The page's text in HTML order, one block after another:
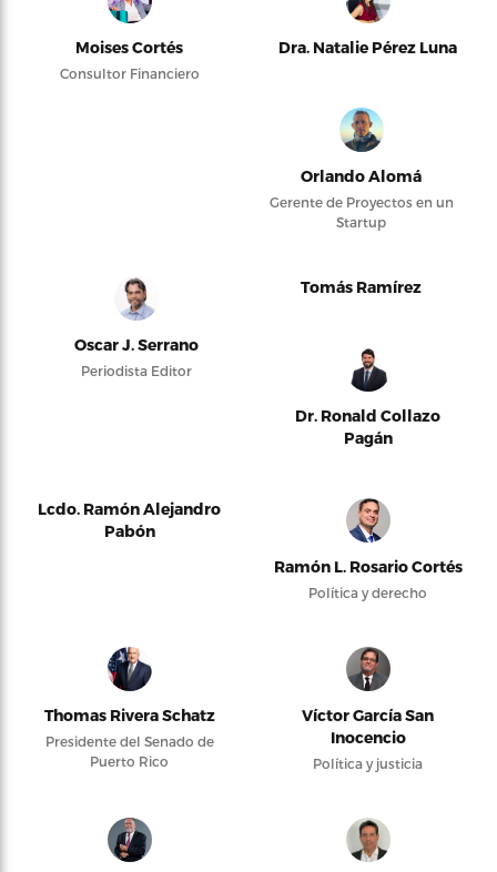
Moises Cortés
Consultor Financiero
Dra. Natalie Pérez Luna
Orlando Alomá
Gerente de Proyectos en un
Startup
Oscar J. Serrano
Periodista Editor
Tomás Ramírez
Dr. Ronald Collazo
Pagán
Lcdo. Ramón Alejandro
Pabón
Ramón L. Rosario Cortés
Política y derecho
Thomas Rivera Schatz
Presidente del Senado de
Puerto Rico
Víctor García San
Inocencio
Política y justicia